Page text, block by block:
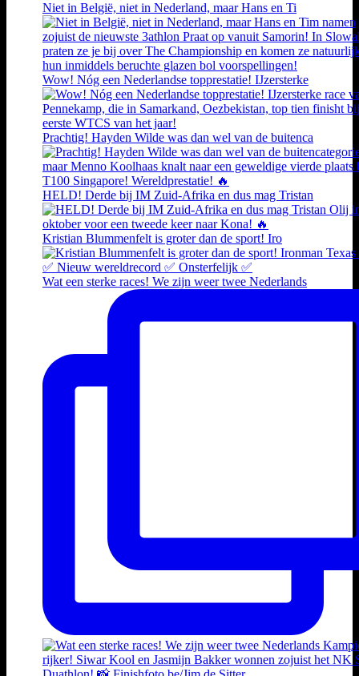
Niet in België, niet in Nederland, maar Hans en Ti
Wow! Nóg een Nederlandse topprestatie! IJzersterke
Prachtig! Hayden Wilde was dan wel van de buitenca
HELD! Derde bij IM Zuid-Afrika en dus mag Tristan
Kristian Blummenfelt is groter dan de sport! Iro
Wat een sterke races! We zijn weer twee Nederlands